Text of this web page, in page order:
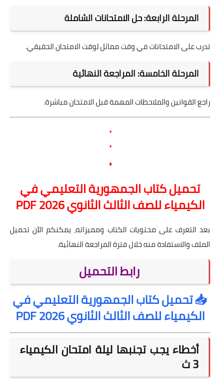
المرحلة الرابعة: حل الامتحانات الشاملة
تدرب على الامتحانات في وقت مماثل لوقت الامتحان الحقيقي.
المرحلة الخامسة: المراجعة النهائية
راجع القوانين والملاحظات المهمة قبل الامتحان مباشرة.
.
.
.
تحميل كتاب الجمهورية التعليمي في
الكيمياء للصف الثالث الثانوي 2026 PDF
بعد التعرف على محتويات الكتاب ومميزاته، يمكنكم الآن تحميل
الملف والاستفادة منه خلال فترة المراجعة النهائية.
رابط التحميل
📥تحميل كتاب الجمهورية التعليمي في
الكيمياء للصف الثالث الثانوي 2026 PDF
أخطاء يجب تجنبها ليلة امتحان الكيمياء
3 ث